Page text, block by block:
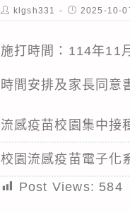
Post
author:
klgsh331
Post
published:
2025-10-
施打時間：114年11
時間安排及家長同意
流感疫苗校園集中接
校園流感疫苗電子化
Post Views: 584